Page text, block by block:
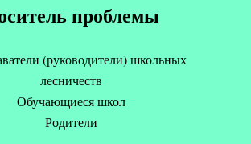
проблемы
(руководители) школьных
лесничеств
Обучающиеся школ
Родители